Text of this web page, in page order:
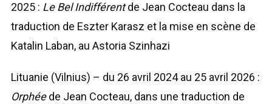
2025 : Le Bel Indifférentde Jean Cocteau dans la
traduction de Eszter Karasz et la mise en scène de
Katalin Laban, au Astoria Szinhazi
Lituanie (Vilnius) – du 26 avril 2024 au 25 avril 2026 :
Orphéede Jean Cocteau, dans une traduction de